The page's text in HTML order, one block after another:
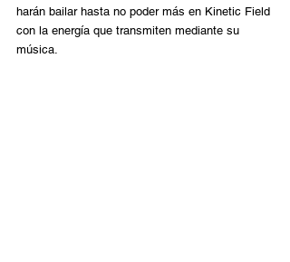
harán bailar hasta no poder más en Kinetic Field
con la energía que transmiten mediante su
música.